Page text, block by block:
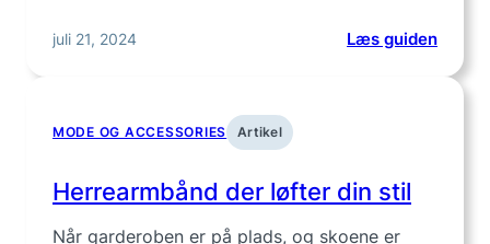
juli 21, 2024 Læs guiden:
MODE OG ACCESSORIES Artikel
Herrearmbånd der løfter din stil
Når garderoben er på plads, og skoene er